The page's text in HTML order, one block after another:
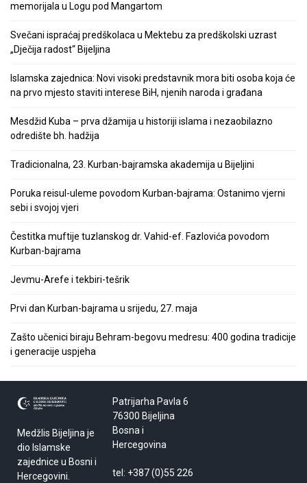
memorijala u Logu pod Mangartom
Svečani ispraćaj predškolaca u Mektebu za predškolski uzrast
„Dječija radost“ Bijeljina
Islamska zajednica: Novi visoki predstavnik mora biti osoba koja će
na prvo mjesto staviti interese BiH, njenih naroda i građana
Mesdžid Kuba – prva džamija u historiji islama i nezaobilazno
odredište bh. hadžija
Tradicionalna, 23. Kurban-bajramska akademija u Bijeljini
Poruka reisul-uleme povodom Kurban-bajrama: Ostanimo vjerni
sebi i svojoj vjeri
Čestitka muftije tuzlanskog dr. Vahid-ef. Fazlovića povodom
Kurban-bajrama
Jevmu-Arefe i tekbiri-tešrik
Prvi dan Kurban-bajrama u srijedu, 27. maja
Zašto učenici biraju Behram-begovu medresu: 400 godina tradicije
i generacije uspjeha
Medžlis Bijeljina je
dio Islamske
zajednice u Bosni i
Hercegovini.
Patrijarha Pavla 6
76300 Bijeljina
Bosna i
Hercegovina
tel: +387 (0)55 226